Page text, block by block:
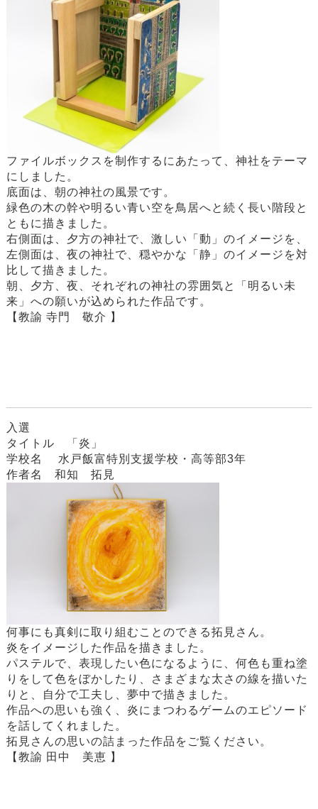
ファイルボックスを制作するにあたって、神社をテーマ
にしました。
底面は、朝の神社の風景です。
緑色の木の幹や明るい青い空を鳥居へと続く長い階段と
ともに描きました。
右側面は、夕方の神社で、激しい「動」のイメージを、
左側面は、夜の神社で、穏やかな「静」のイメージを対
比して描きました。
朝、夕方、夜、それぞれの神社の雰囲気と「明るい未
来」への願いが込められた作品です。
【教諭 寺門 敬介 】
入選
タイトル 「炎」
学校名 水戸飯富特別支援学校・高等部3年
作者名 和知 拓見
何事にも真剣に取り組むことのできる拓見さん。
炎をイメージした作品を描きました。
パステルで、表現したい色になるように、何色も重ね塗
りをして色をぼかしたり、さまざまな太さの線を描いた
りと、自分で工夫し、夢中で描きました。
作品への思いも強く、炎にまつわるゲームのエピソード
を話してくれました。
拓見さんの思いの詰まった作品をご覧ください。
【教諭 田中 美恵 】